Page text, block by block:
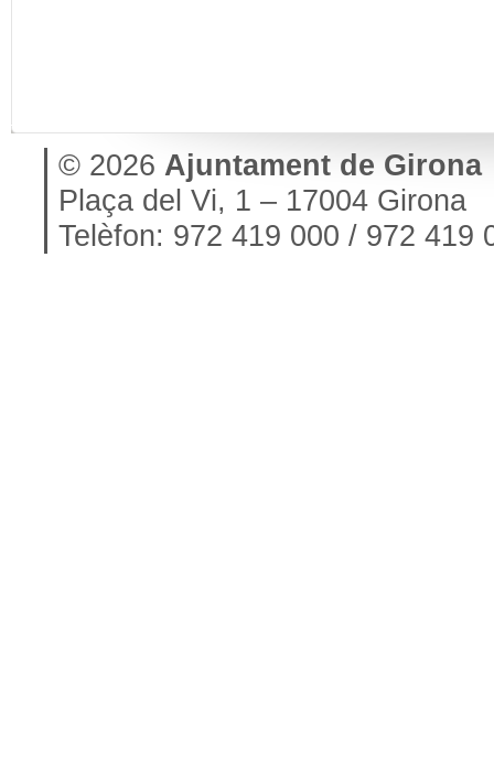
© 2026 Ajuntament de Girona
Plaça del Vi, 1 – 17004 Girona
Telèfon: 972 419 000 / 972 419